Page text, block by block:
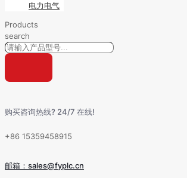
电力电气
Products
search
购买咨询热线? 24/7 在线!
+86 15359458915
邮箱：sales@fyplc.cn